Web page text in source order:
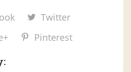
Twitter
Pinterest